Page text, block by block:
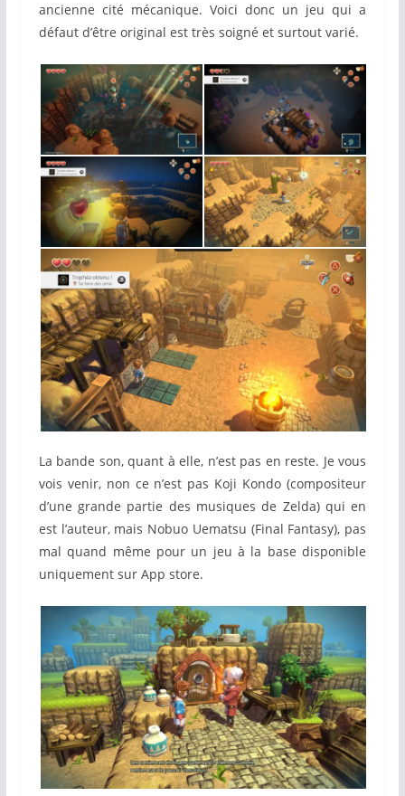
ancienne cité mécanique. Voici donc un jeu qui a
défaut d’être original est très soigné et surtout varié.
La bande son, quant à elle, n’est pas en reste. Je vous
vois venir, non ce n’est pas Koji Kondo (compositeur
d’une grande partie des musiques de Zelda) qui en
est l’auteur, mais Nobuo Uematsu (Final Fantasy), pas
mal quand même pour un jeu à la base disponible
uniquement sur App store.